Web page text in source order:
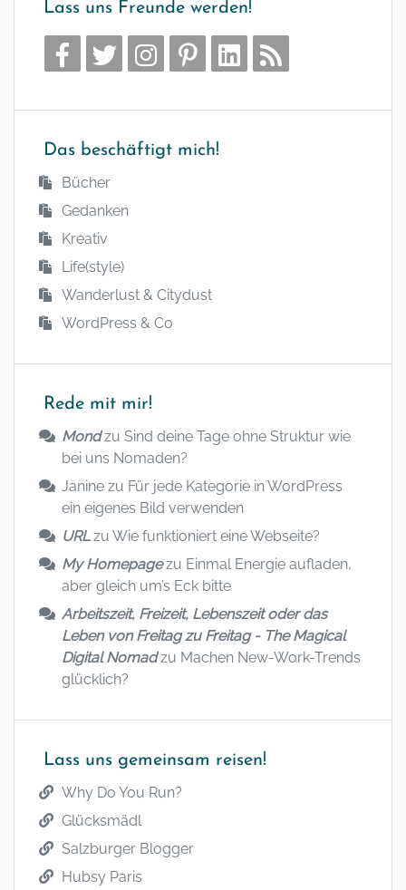
Lass uns Freunde werden!
Das beschäftigt mich!
Bücher
Gedanken
Kreativ
Life(style)
Wanderlust & Citydust
WordPress & Co
Rede mit mir!
Mondzu Sind deine Tage ohne Struktur wie
bei uns Nomaden?
Janine zu Für jede Kategorie in WordPress
ein eigenes Bild verwenden
URLzu Wie funktioniert eine Webseite?
My Homepagezu Einmal Energie aufladen,
aber gleich um’s Eck bitte
Arbeitszeit, Freizeit, Lebenszeit oder das
Leben von Freitag zu Freitag - The Magical
Digital Nomadzu Machen New-Work-Trends
glücklich?
Lass uns gemeinsam reisen!
Why Do You Run?
Glücksmädl
Salzburger Blogger
Hubsy Paris